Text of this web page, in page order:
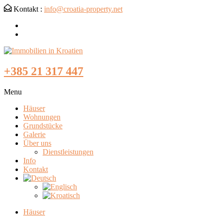
Kontakt : info@croatia-property.net
+385 21 317 447
Menu
Häuser
Wohnungen
Grundstücke
Galerie
Über uns
Dienstleistungen
Info
Kontakt
Häuser